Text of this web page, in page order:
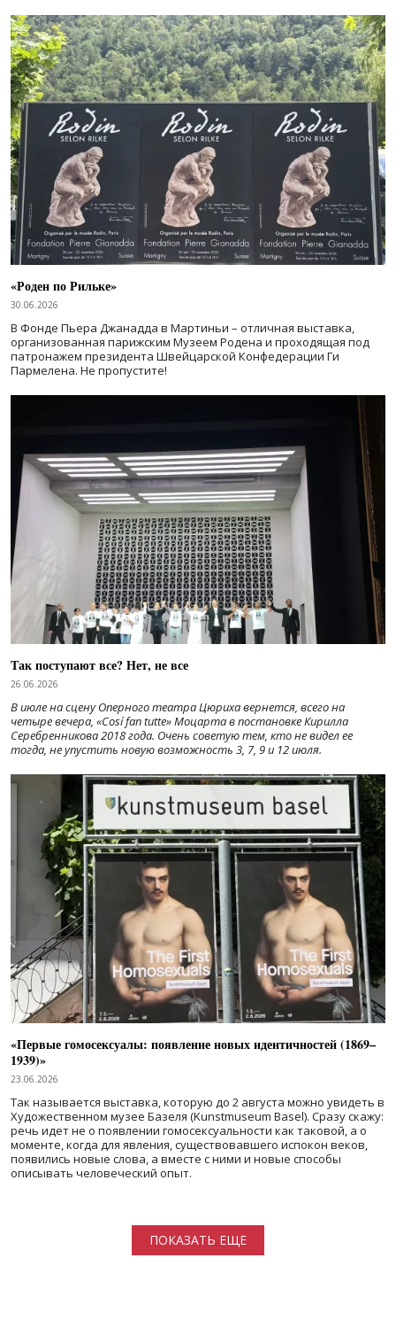
«Роден по Рильке»
30.06.2026
В Фонде Пьера Джанадда в Мартиньи – отличная выставка,
организованная парижским Музеем Родена и проходящая под
патронажем президента Швейцарской Конфедерации Ги
Пармелена. Не пропустите!
Так поступают все? Нет, не все
26.06.2026
В июле на сцену Оперного театра Цюриха вернется, всего на
четыре вечера, «Cosí fan tutte» Моцарта в постановке Кирилла
Серебренникова 2018 года. Очень советую тем, кто не видел ее
тогда, не упустить новую возможность 3, 7, 9 и 12 июля.
«Первые гомосексуалы: появление новых идентичностей (1869–
1939)»
23.06.2026
Так называется выставка, которую до 2 августа можно увидеть в
Художественном музее Базеля (Kunstmuseum Basel). Сразу скажу:
речь идет не о появлении гомосексуальности как таковой, а о
моменте, когда для явления, существовавшего испокон веков,
появились новые слова, а вместе с ними и новые способы
описывать человеческий опыт.
ПОКАЗАТЬ ЕЩЕ